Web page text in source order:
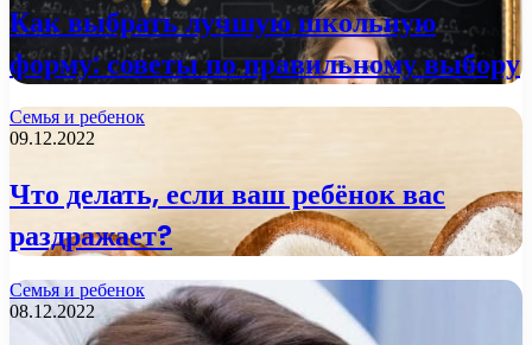
Как выбрать лучшую школьную
форму: советы по правильному выбору
Семья и ребенок
09.12.2022
Что делать, если ваш ребёнок вас
раздражает?
Семья и ребенок
08.12.2022